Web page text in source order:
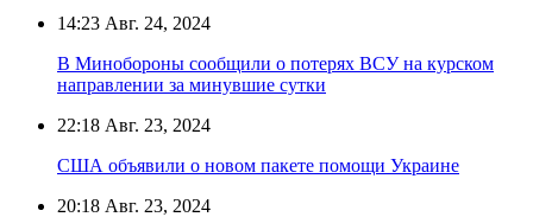
14:23 Авг. 24, 2024
В Минобороны сообщили о потерях ВСУ на курском
направлении за минувшие сутки
22:18 Авг. 23, 2024
США объявили о новом пакете помощи Украине
20:18 Авг. 23, 2024